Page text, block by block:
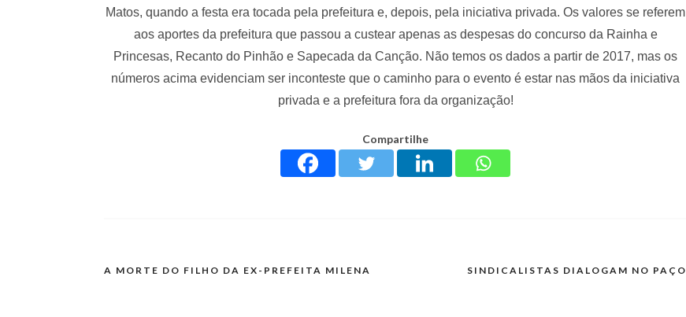
Matos, quando a festa era tocada pela prefeitura e, depois, pela iniciativa privada. Os valores se referem
aos aportes da prefeitura que passou a custear apenas as despesas do concurso da Rainha e
Princesas, Recanto do Pinhão e Sapecada da Canção. Não temos os dados a partir de 2017, mas os
números acima evidenciam ser inconteste que o caminho para o evento é estar nas mãos da iniciativa
privada e a prefeitura fora da organização!
Compartilhe
A MORTE DO FILHO DA EX-PREFEITA MILENA SINDICALISTAS DIALOGAM NO PAÇO